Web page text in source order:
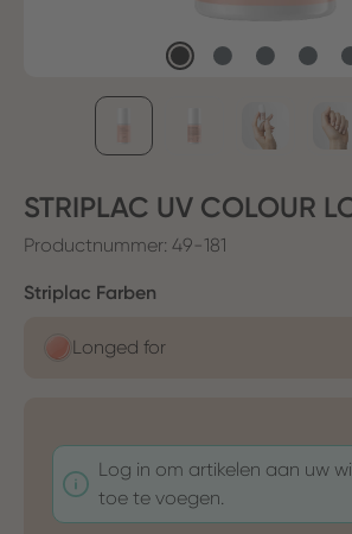
STRIPLAC UV COLOUR
Productnummer: 49-181
Selecteer
Striplac Farben
Longed for
Log in om artikelen aan uw
toe te voegen.